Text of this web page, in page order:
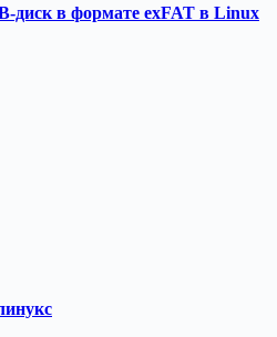
диск в формате exFAT в Linux